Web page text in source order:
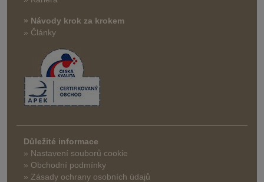
» Návody krok za krokem
» Články
Důležité informace
» Nastavení souborů cookie
» Obchodní podmínky
» Zásady ochrany osobních údajů